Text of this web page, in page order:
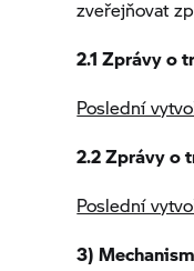
zveřejňovat
2.1 Zprávy o
Poslední
2.2 Zprávy o
Poslední
3)